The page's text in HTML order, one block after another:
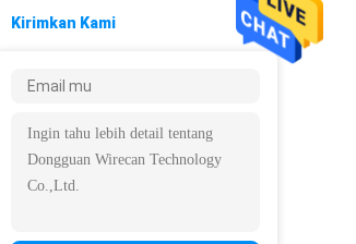
Kirimkan Kami